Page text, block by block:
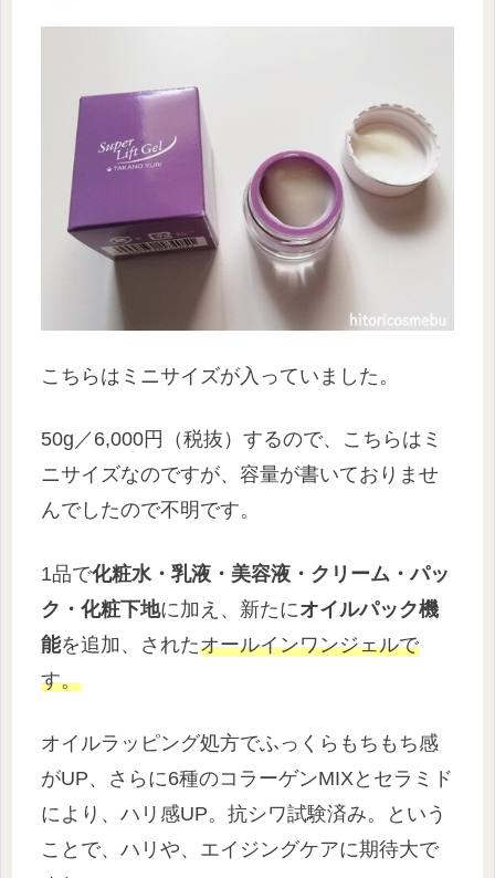
こちらはミニサイズが入っていました。
50g／6,000円（税抜）するので、こちらはミ
ニサイズなのですが、容量が書いておりませ
んでしたので不明です。
1品で化粧水・乳液・美容液・クリーム・パッ
ク・化粧下地に加え、新たにオイルパック機
能を追加、されたオールインワンジェルで
す。
オイルラッピング処方でふっくらもちもち感
がUP、さらに6種のコラーゲンMIXとセラミド
により、ハリ感UP。抗シワ試験済み。という
ことで、ハリや、エイジングケアに期待大で